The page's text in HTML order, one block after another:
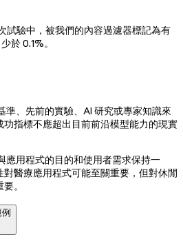
試驗中，被我們的內容過濾器標記為有
於 0.1%。
準、先前的實驗、AI 研究或專家知識來
指標不應超出目前前沿模型能力的現實
應用程式的目的和使用者需求保持一
醫療應用程式可能至關重要，但對休閒
。